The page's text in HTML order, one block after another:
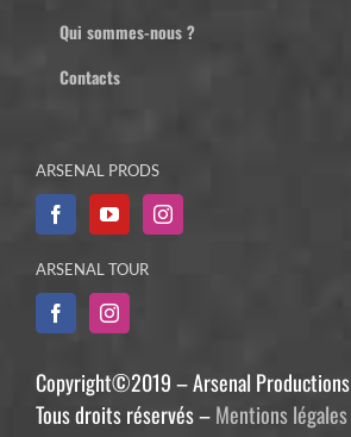
Qui sommes-nous ?
Contacts
ARSENAL PRODS
ARSENAL TOUR
Copyright©2019 – Arsenal Productions
Tous droits réservés –Mentions légales